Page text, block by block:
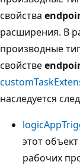
свойства
расширения. В
производные
свойстве
наследуется
этот
рабочих